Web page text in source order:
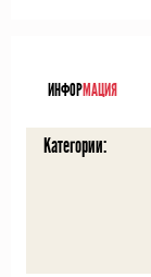
ИНФОРМАЦИЯ
Категории: